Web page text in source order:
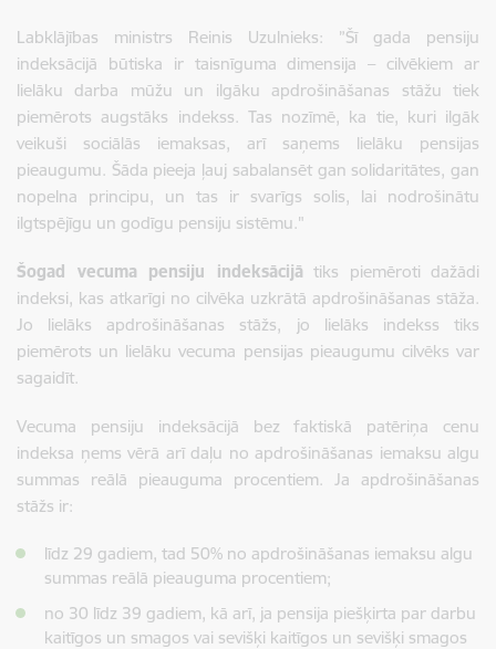
Labklājības ministrs Reinis Uzulnieks: ”Šī gada pensiju
indeksācijā būtiska ir taisnīguma dimensija – cilvēkiem ar
lielāku darba mūžu un ilgāku apdrošināšanas stāžu tiek
piemērots augstāks indekss. Tas nozīmē, ka tie, kuri ilgāk
veikuši sociālās iemaksas, arī saņems lielāku pensijas
pieaugumu. Šāda pieeja ļauj sabalansēt gan solidaritātes, gan
nopelna principu, un tas ir svarīgs solis, lai nodrošinātu
ilgtspējīgu un godīgu pensiju sistēmu."
Šogad vecuma pensiju indeksācijā tiks piemēroti dažādi
indeksi, kas atkarīgi no cilvēka uzkrātā apdrošināšanas stāža.
Jo lielāks apdrošināšanas stāžs, jo lielāks indekss tiks
piemērots un lielāku vecuma pensijas pieaugumu cilvēks var
sagaidīt.
Vecuma pensiju indeksācijā bez faktiskā patēriņa cenu
indeksa ņems vērā arī daļu no apdrošināšanas iemaksu algu
summas reālā pieauguma procentiem. Ja apdrošināšanas
stāžs ir:
līdz 29 gadiem, tad 50% no apdrošināšanas iemaksu algu
summas reālā pieauguma procentiem;
no 30 līdz 39 gadiem, kā arī, ja pensija piešķirta par darbu
kaitīgos un smagos vai sevišķi kaitīgos un sevišķi smagos